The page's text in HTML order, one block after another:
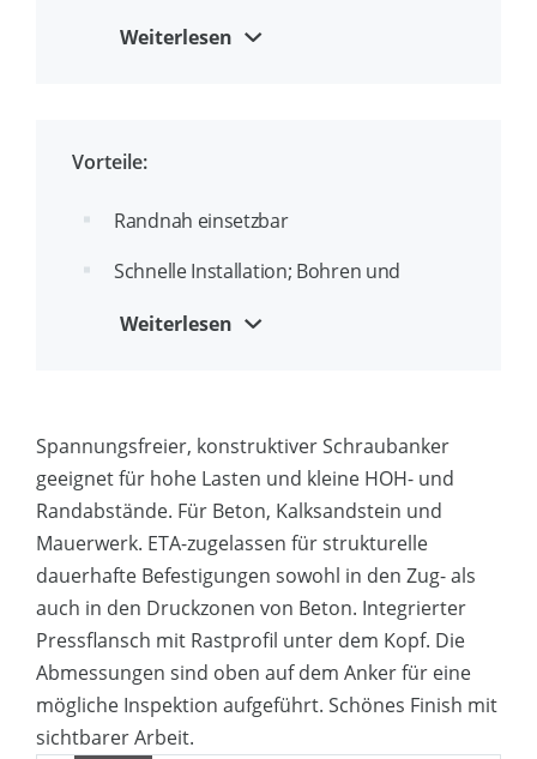
Durchmesser- und
Bis zu 3 zugelassene Klemmstärken pro
Anker
Geeignet für Durchsteckmontage
Beispiel 8 (10)
Weiterlesen
Vorteile:
Randnah einsetzbar
Schnelle Installation; Bohren und
Fixierung des Werkstücks
Zerlegbar und wiederverwendbar
Ästhetisches Finish
Geeignet für kleine Randabstände
Weiterlesen
Spannungsfreier, konstruktiver Schraubanker
geeignet für hohe Lasten und kleine HOH- und
Randabstände. Für Beton, Kalksandstein und
Mauerwerk. ETA-zugelassen für strukturelle
dauerhafte Befestigungen sowohl in den Zug- als
auch in den Druckzonen von Beton. Integrierter
Pressflansch mit Rastprofil unter dem Kopf. Die
Abmessungen sind oben auf dem Anker für eine
mögliche Inspektion aufgeführt. Schönes Finish mit
sichtbarer Arbeit.